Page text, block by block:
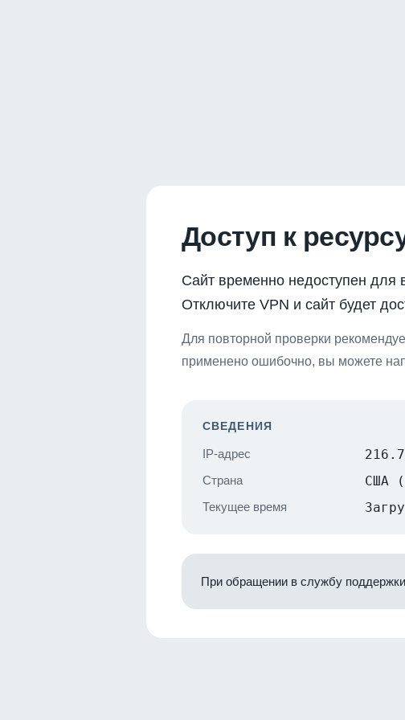
Доступ к
Сайт временно недоступен для
Отключите VPN и сайт будет
Для повторной проверки
применено ошибочно, вы можете
СВЕДЕНИЯ
IP-адрес
Страна США
Текущее время
При обращении в службу